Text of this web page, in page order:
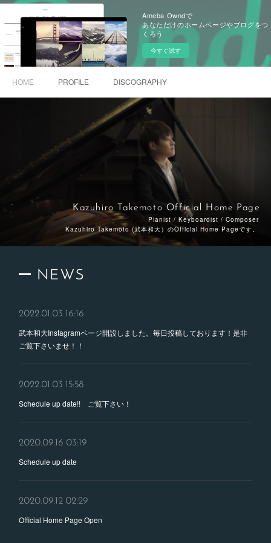
Ameba Owndで
あなただけのホームページやブログをつ
くろう
今すぐ試す
HOME PROFILE DISCOGRAPHY
Kazuhiro Takemoto Official Home Page
Pianist / Keyboardist / Composer
Kazuhiro Takemoto (武本和大）のOfficial Home Pageです。
NEWS
2022.01.03 16:16
武本和大Instagramページ開設しました。毎日投稿しております！是非
ご覧下さいませ！！
2022.01.03 15:58
Schedule up date!! ご覧下さい！
2020.09.16 03:19
Schedule up date
2020.09.12 02:29
Official Home Page Open